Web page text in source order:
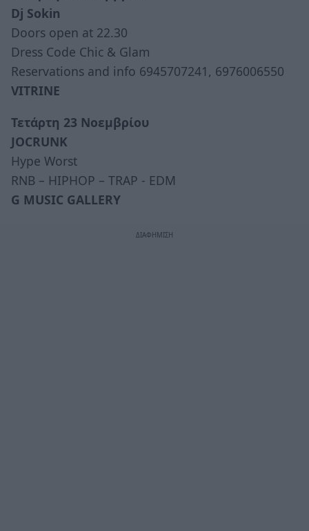
Dj Sokin
Doors open at 22.30
Dress Code Chic & Glam
Reservations and info 6945707241, 6976006550
VITRINE
Τετάρτη 23 Νοεμβρίου
JOCRUNK
Hype Worst
RNB – HIPHOP – TRAP - EDM
G MUSIC GALLERY